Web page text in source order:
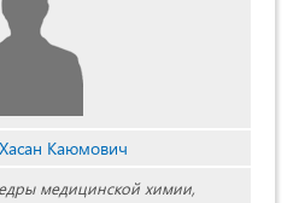
Каюмович
медицинской химии,